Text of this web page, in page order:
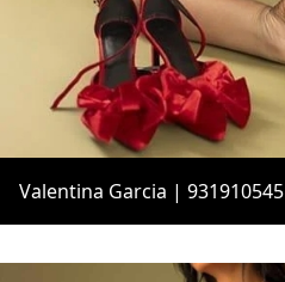
Valentina Garcia | 931910545